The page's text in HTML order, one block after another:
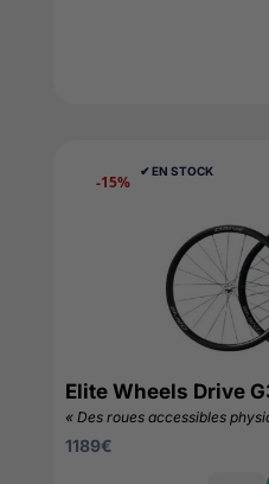
-15%
✔︎ EN STOCK
Elite Wheels Drive
« Des roues accessibles
1189€